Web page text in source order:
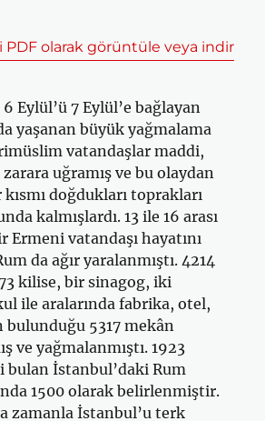
PDF olarak görüntüle veya indir
Eylül’ü 7 Eylül’e bağlayan
yaşanan büyük yağmalama
vatandaşlar maddi,
uğramış ve bu olaydan
doğdukları toprakları
kalmışlardı. 13 ile 16 arası
Ermeni vatandaşı hayatını
da ağır yaralanmıştı. 4214
kilise, bir sinagog, iki
ile aralarında fabrika, otel,
5317 mekân
ve yağmalanmıştı. 1923
bulan İstanbul’daki Rum
1500 olarak belirlenmiştir.
zamanla İstanbul’u terk